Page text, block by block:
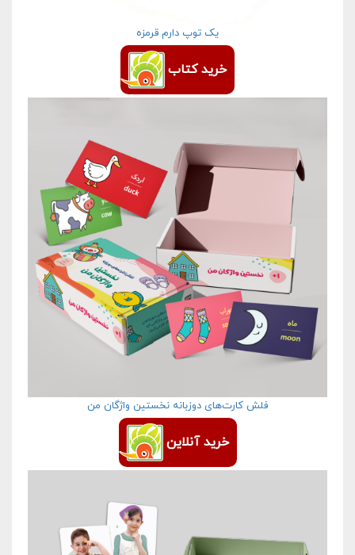
یک توپ دارم قرمزه
خرید کتاب
فلش کارت‌های دوزبانه نخستین واژگان من
خرید آنلاین